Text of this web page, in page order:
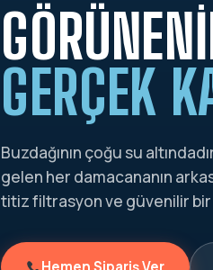
GERÇEK
Buzdağının çoğu su
gelen her damacananın
titiz filtrasyon ve güvenilir bir